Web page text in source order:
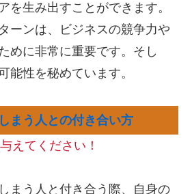
を生み出すことができます。
ーンは、ビジネスの競争力や
めに非常に重要です。そし
能性を秘めています。
まう人との付き合い方
えてください！
まう人と付き合う際、自身の